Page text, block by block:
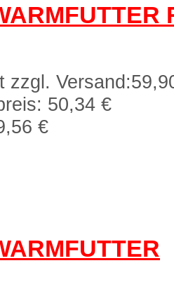
zzgl. Versand:
50,34 €
€